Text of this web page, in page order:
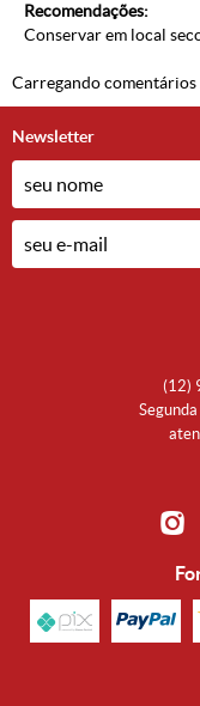
Recomendações:
Conservar em local
Carregando comentários ...
Newsletter
(12)